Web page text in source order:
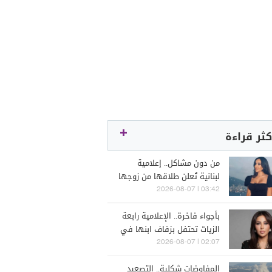
قراءة
من دون مشاكل.. إعلامية
لبنانية تُعلن طلاقها من زوجها
رجل الأعمال
03:42 | 2026-08-07
بأجواء فاخرة.. الإعلامية رابعة
الزيات تحتفل بزفاف ابنها في
البترون (فيديو)
02:07 | 2026-08-07
المفاوضات شكلية.. التصعيد